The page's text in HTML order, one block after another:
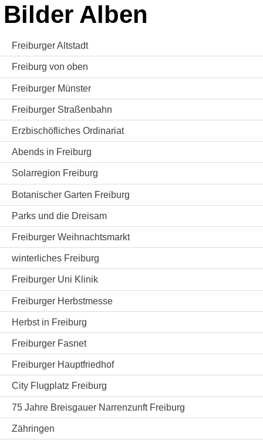
Bilder Alben
Freiburger Altstadt
Freiburg von oben
Freiburger Münster
Freiburger Straßenbahn
Erzbischöfliches Ordinariat
Abends in Freiburg
Solarregion Freiburg
Botanischer Garten Freiburg
Parks und die Dreisam
Freiburger Weihnachtsmarkt
winterliches Freiburg
Freiburger Uni Klinik
Freiburger Herbstmesse
Herbst in Freiburg
Freiburger Fasnet
Freiburger Hauptfriedhof
City Flugplatz Freiburg
75 Jahre Breisgauer Narrenzunft Freiburg
Zähringen